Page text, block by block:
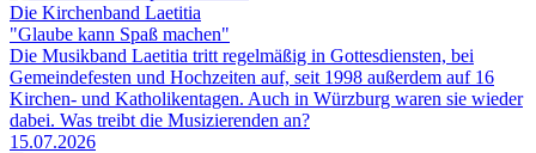
Die Kirchenband Laetitia
"Glaube kann Spaß machen"
Die Musikband Laetitia tritt regelmäßig in Gottesdiensten, bei
Gemeindefesten und Hochzeiten auf, seit 1998 außerdem auf 16
Kirchen- und Katholikentagen. Auch in Würzburg waren sie wieder
dabei. Was treibt die Musizierenden an?
15.07.2026